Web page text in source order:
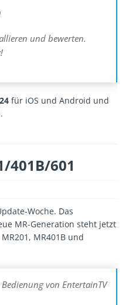
und bewerten.
für iOS und Android und
401B/601
Woche. Das
MR-Generation steht jetzt
MR401B und
von EntertainTV